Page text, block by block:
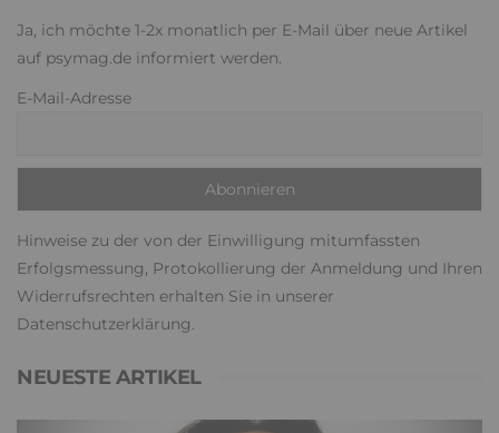
Ja, ich möchte 1-2x monatlich per E-Mail über neue Artikel
auf psymag.de informiert werden.
E-Mail-Adresse
Hinweise zu der von der Einwilligung mitumfassten
Erfolgsmessung, Protokollierung der Anmeldung und Ihren
Widerrufsrechten erhalten Sie in unserer
Datenschutzerklärung.
NEUESTE ARTIKEL